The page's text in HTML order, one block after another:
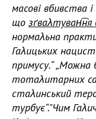
масові вбивства і
що зґваλтуван͡ня
нормаλьна
Гаλицьких
примусу.“
тотаλитарних
стаλинський
турбує“."Чим